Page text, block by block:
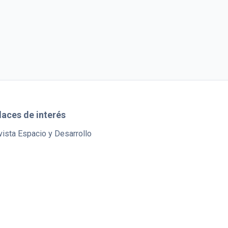
de interés
Espacio y Desarrollo